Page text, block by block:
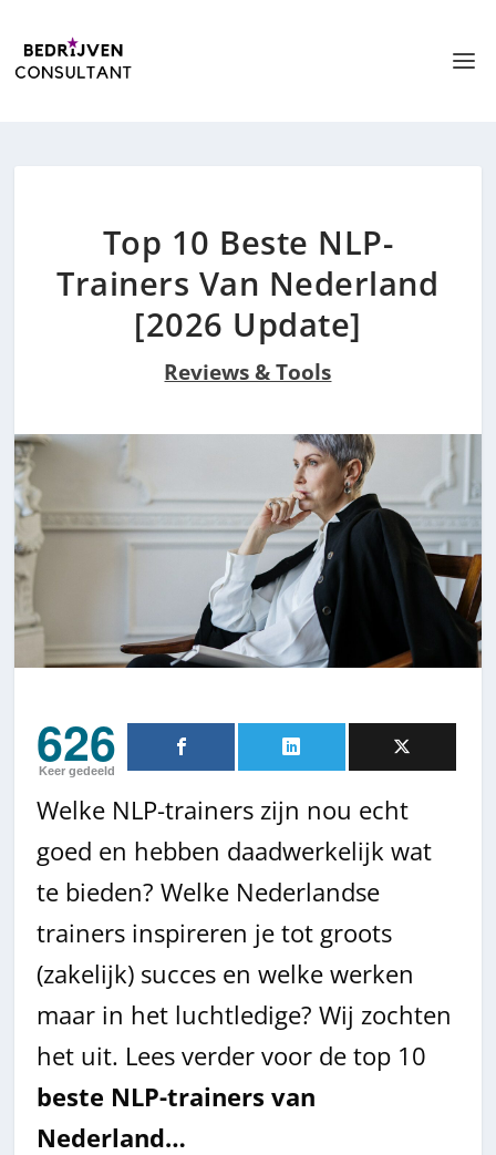
Top 10 Beste NLP-
Trainers Van Nederland
[2026 Update]
Reviews & Tools
626
Keer gedeeld
Welke NLP-trainers zijn nou echt
goed en hebben daadwerkelijk wat
te bieden? Welke Nederlandse
trainers inspireren je tot groots
(zakelijk) succes en welke werken
maar in het luchtledige? Wij zochten
het uit. Lees verder voor de top 10
beste NLP-trainers van
Nederland…